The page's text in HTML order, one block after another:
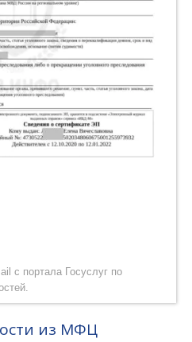
с портала Госуслуг по
из МФЦ